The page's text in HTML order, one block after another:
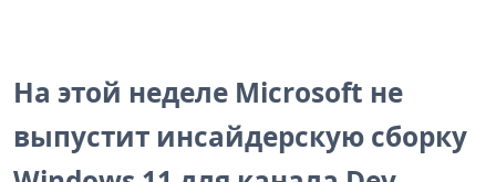
На этой неделе Microsoft не
выпустит инсайдерскую сборку